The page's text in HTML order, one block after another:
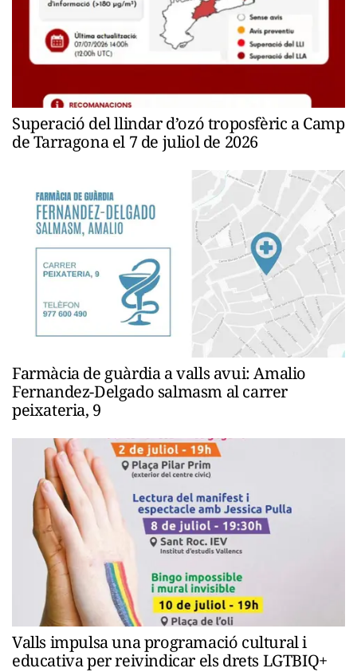
Superació del llindar d’ozó troposfèric a Camp
de Tarragona el 7 de juliol de 2026
Farmàcia de guàrdia a valls avui: Amalio
Fernandez-Delgado salmasm al carrer
peixateria, 9
Valls impulsa una programació cultural i
educativa per reivindicar els drets LGTBIQ+